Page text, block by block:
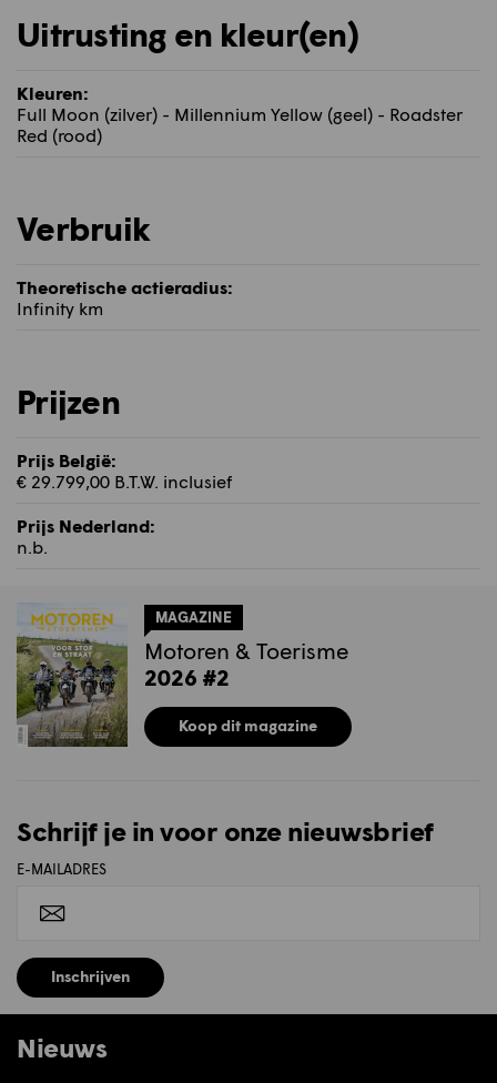
Uitrusting en kleur(en)
Kleuren:
Full Moon (zilver) - Millennium Yellow (geel) - Roadster
Red (rood)
Verbruik
Theoretische actieradius:
Infinity km
Prijzen
Prijs België:
€ 29.799,00 B.T.W. inclusief
Prijs Nederland:
n.b.
MAGAZINE
Motoren & Toerisme
2026 #2
Koop dit magazine
Schrijf je in voor onze nieuwsbrief
E-MAILADRES
Inschrijven
Nieuws